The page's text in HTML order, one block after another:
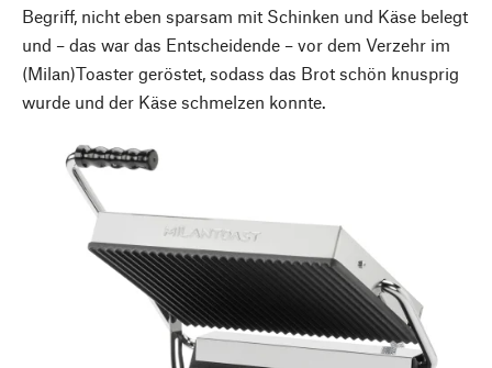
Begriff, nicht eben sparsam mit Schinken und Käse belegt
und – das war das Entscheidende – vor dem Verzehr im
(Milan)Toaster geröstet, sodass das Brot schön knusprig
wurde und der Käse schmelzen konnte.